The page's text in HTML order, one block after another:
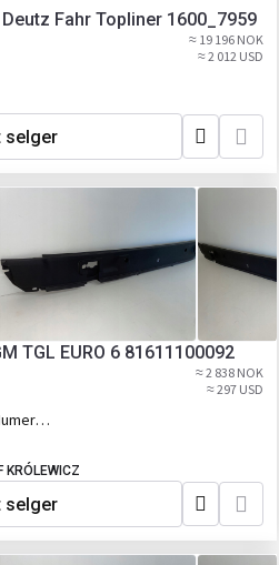
Fahr Topliner 1600_7959
≈ 19 196 NOK
≈ 2 012 USD
selger
TGL EURO 6 81611100092
≈ 2 838 NOK
≈ 297 USD
KRÓLEWICZ
selger